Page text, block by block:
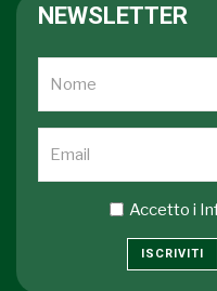
NEWSLETTER
Accetto i
ISCRIVITI